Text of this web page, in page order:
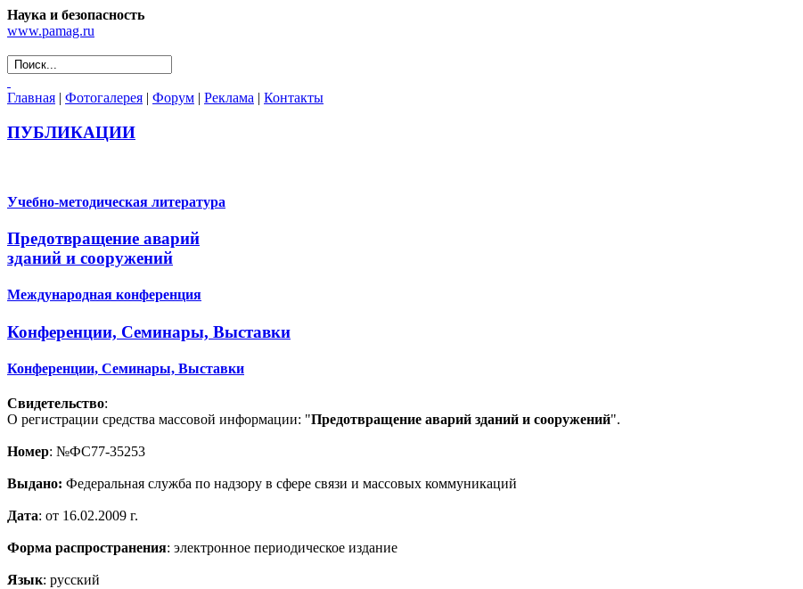
Наука и безопасность
www.pamag.ru
Главная | Фотогалерея | Форум | Реклама | Контакты
ПУБЛИКАЦИИ
Учебно-методическая литература
Предотвращение аварий
зданий и сооружений
Международная конференция
Конференции, Семинары, Выставки
Конференции, Семинары, Выставки
Свидетельство:
О регистрации средства массовой информации: "Предотвращение аварий зданий и сооружений".
Номер: №ФС77-35253
Выдано: Федеральная служба по надзору в сфере связи и массовых коммуникаций
Дата: от 16.02.2009 г.
Форма распространения: электронное периодическое издание
Язык: русский